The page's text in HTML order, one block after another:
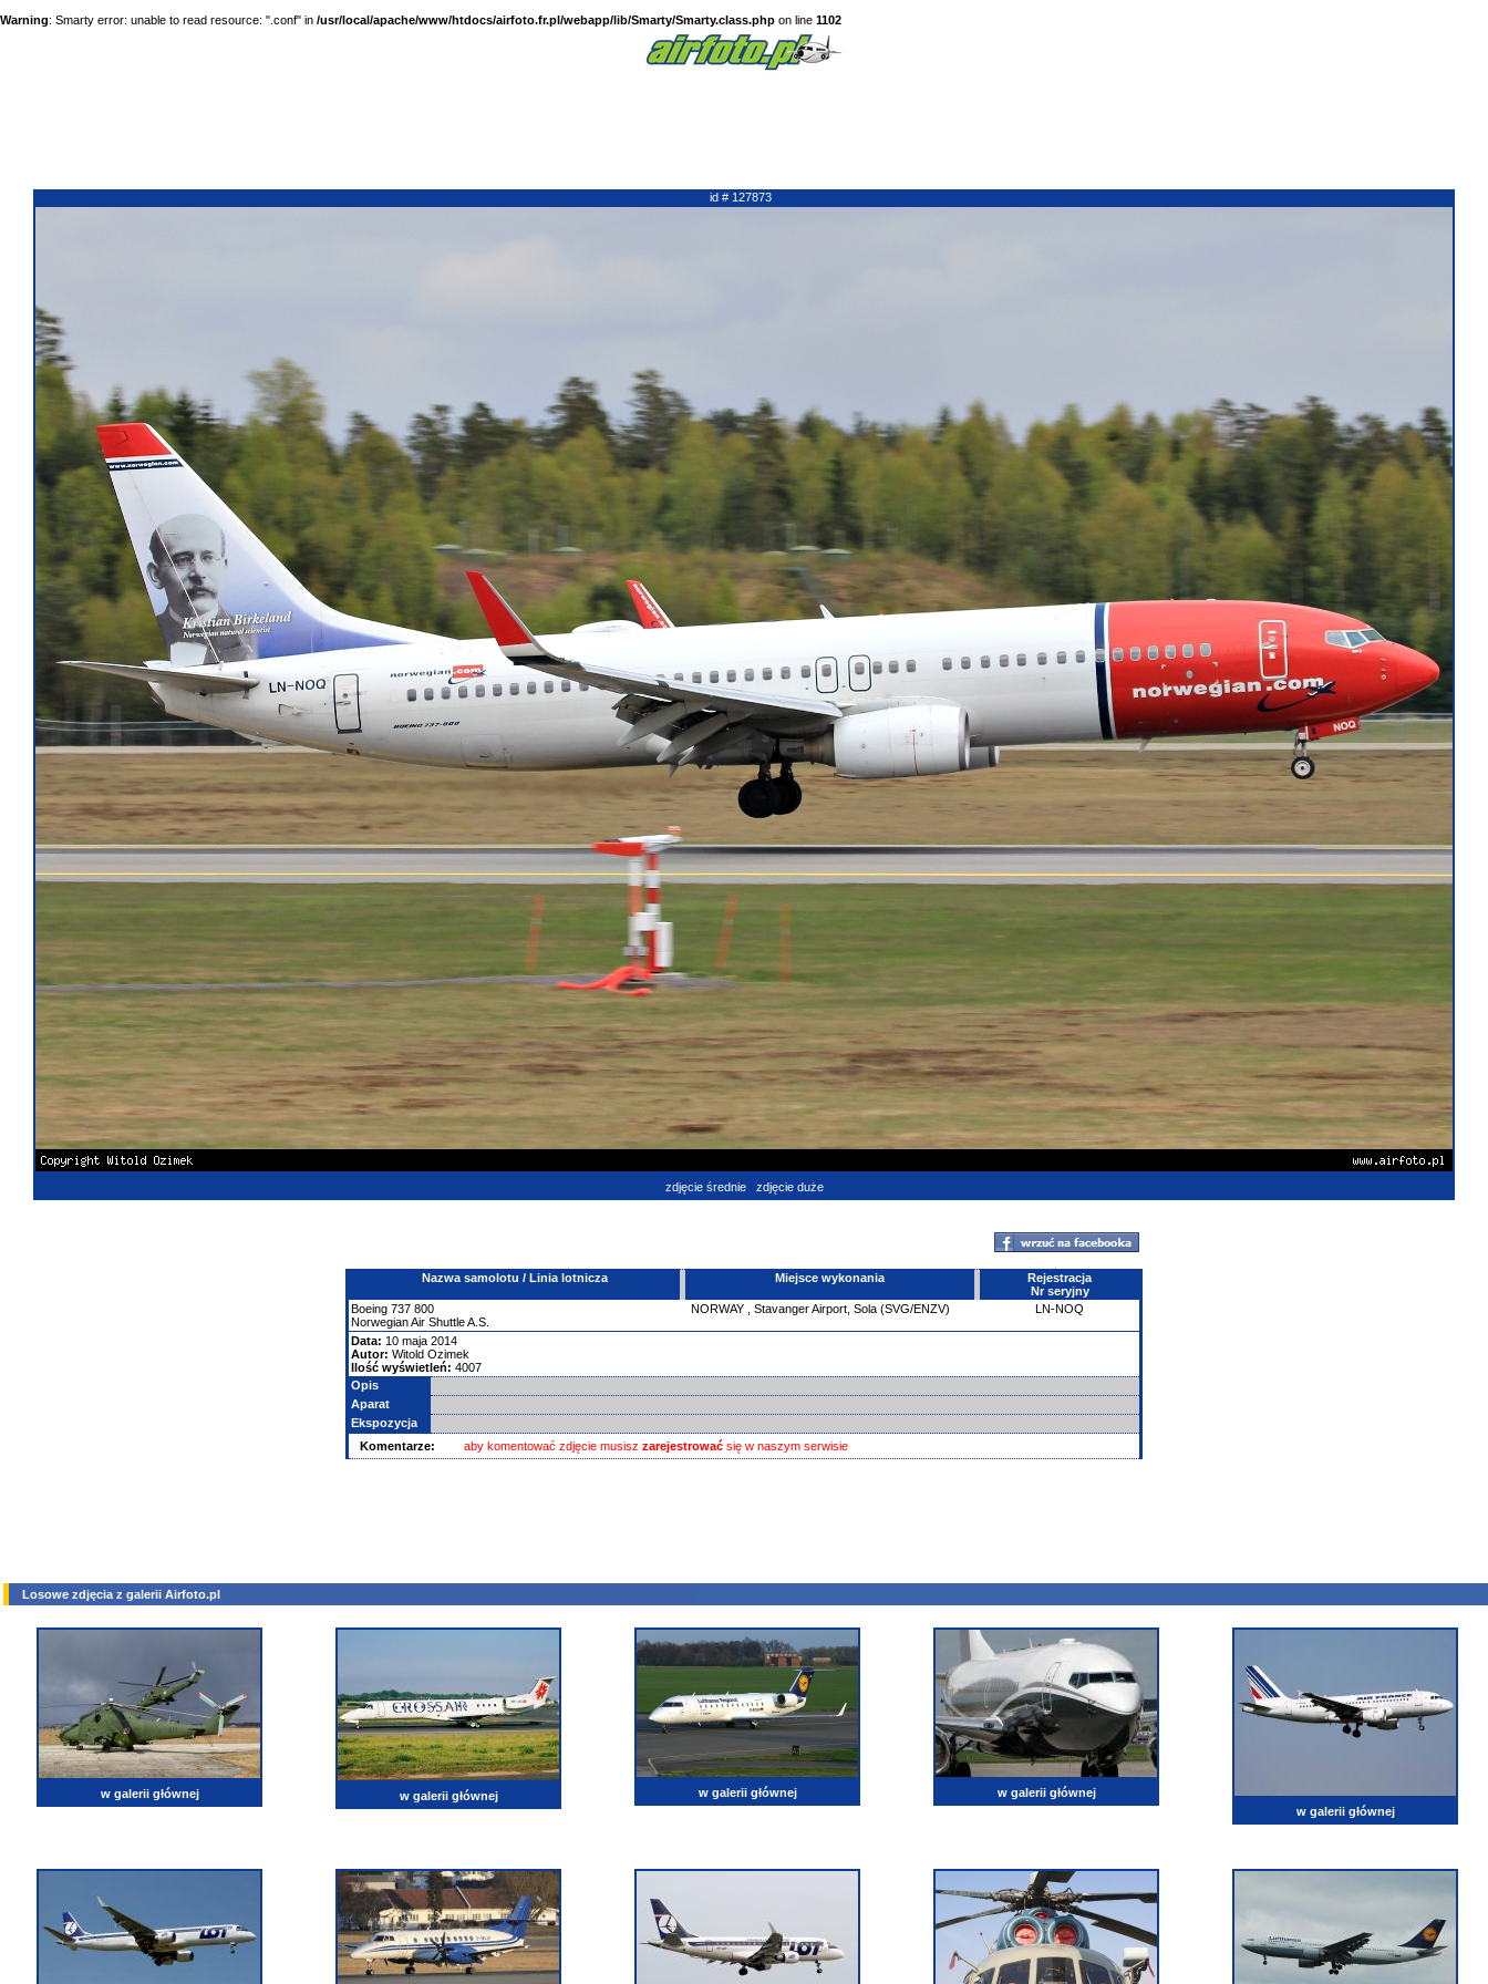
Warning: Smarty error: unable to read resource: ".conf" in /usr/local/apache/www/htdocs/airfoto.fr.pl/webapp/lib/Smarty/Smarty.class.php on line 1102
id # 127873
zdjęcie średnie zdjęcie duże
Nazwa samolotu / Linia lotnicza Miejsce wykonania
Rejestracja
Nr seryjny
Boeing 737 800
Norwegian Air Shuttle A.S.
NORWAY Stavanger Airport, Sola (SVG/ENZV) LN-NOQ
Data: 10 maja 2014
Autor: Witold Ozimek
Ilość wyświetleń: 4007
Opis
Aparat
Ekspozycja
Komentarze:
aby komentować zdjęcie musisz zarejestrować się w naszym serwisie
Losowe zdjęcia z galerii Airfoto.pl
w galerii głównej w galerii głównej w galerii głównej
w galerii głównej
w galerii głównej